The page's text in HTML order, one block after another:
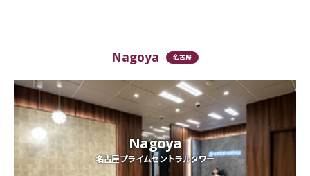
Nagoya 名古屋
Nagoya
名古屋プライムセントラルタワー